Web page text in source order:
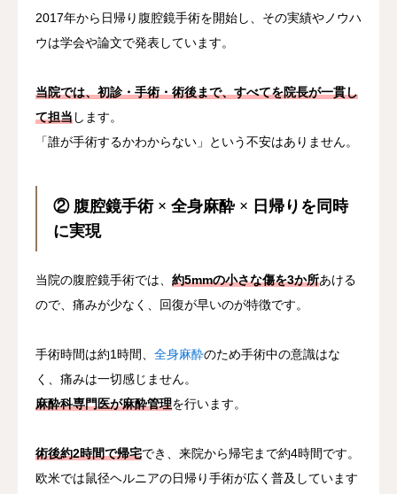
2017年から日帰り腹腔鏡手術を開始し、その実績やノウハ
ウは学会や論文で発表しています。
当院では、初診・手術・術後まで、すべてを院長が一貫し
て担当します。
「誰が手術するかわからない」という不安はありません。
② 腹腔鏡手術 × 全身麻酔 × 日帰りを同時
に実現
当院の腹腔鏡手術では、 約5mmの小さな傷を3か所あける
ので、痛みが少なく、回復が早いのが特徴です。
手術時間は約1時間、 全身麻酔のため手術中の意識はな
く、痛みは一切感じません。
麻酔科専門医が麻酔管理を行います。
術後約2時間で帰宅でき、来院から帰宅まで約4時間です。
欧米では鼠径ヘルニアの日帰り手術が広く普及しています